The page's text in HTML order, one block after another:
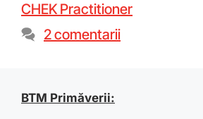
CHEK Practitioner
2 comentarii
BTM Primăverii: